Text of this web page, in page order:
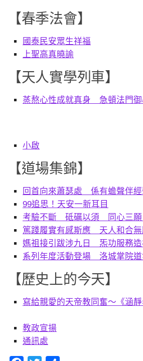
【春季法會】
國泰民安眾生祥福
上聖高真曉諭
【天人實學列車】
蒸熬心性成就真身 急頓法門御
小啟
【道場集錦】
回首向來蕭瑟處 係有蟾聲伴經
99追思！天安一新耳目
考驗不斷 砥礪以須 同心三
篤踐履實有感斯應 天人和合無
媽祖接引跋涉九日 炁功服務造
系列年度活動登場 洛城掌院道
【歷史上的今天】
寫給親愛的天帝教同奮〜《涵靜
教政宣揚
通訊處